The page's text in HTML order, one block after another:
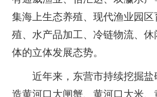
集海上生态养殖、现代渔业园
殖、水产品加工、冷链物流、
体的立体发展态势。
近年来，东营市持续挖掘
造黄河口大闸蟹、黄河口大米